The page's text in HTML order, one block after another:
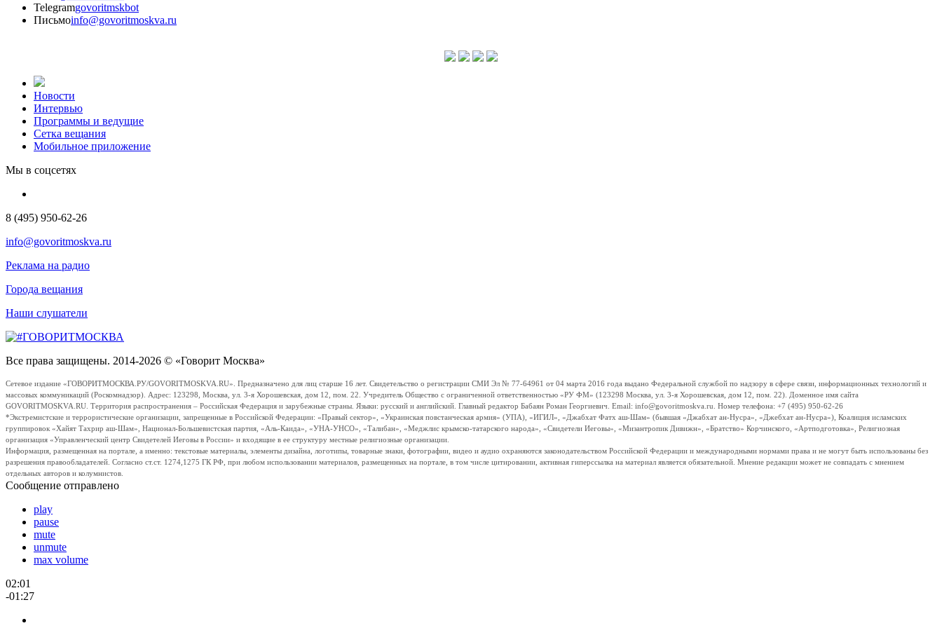
Telegramgovoritmskbot
Письмоinfo@govoritmoskva.ru
Новости
Интервью
Программы и ведущие
Сетка вещания
Мобильное приложение
Мы в соцсетях
8 (495) 950-62-26
info@govoritmoskva.ru
Реклама на радио
Города вещания
Наши слушатели
Все права защищены. 2014-2026 © «Говорит Москва»
Сетевое издание «ГОВОРИТМОСКВА.РУ/GOVORITMOSKVA.RU». Предназначено для лиц старше 16 лет. Свидетельство о регистрации СМИ Эл № 77-64961 от 04 марта 2016 года выдано Федеральной службой по надзору в сфере связи, информационных технологий и
массовых коммуникаций (Роскомнадзор). Адрес: 123298, Москва, ул. 3-я Хорошевская, дом 12, пом. 22. Учредитель Общество с ограниченной ответственностью «РУ ФМ» (123298 Москва, ул. 3-я Хорошевская, дом 12, пом. 22). Доменное имя сайта
GOVORITMOSKVA.RU. Территория распространения – Российская Федерация и зарубежные страны. Языки: русский и английский. Главный редактор Бабаян Роман Георгиевич. Email: info@govoritmoskva.ru. Номер телефона: +7 (495) 950-62-26
*Экстремистские и террористические организации, запрещенные в Российской Федерации: «Правый сектор», «Украинская повстанческая армия» (УПА), «ИГИЛ», «Джабхат Фатх аш-Шам» (бывшая «Джабхат ан-Нусра», «Джебхат ан-Нусра»), Коалиция исламских
группировок «Хайят Тахрир аш-Шам», Национал-Большевистская партия, «Аль-Каида», «УНА-УНСО», «Талибан», «Меджлис крымско-татарского народа», «Свидетели Иеговы», «Мизантропик Дивижн», «Братство» Корчинского, «Артподготовка», Религиозная
организация «Управленческий центр Свидетелей Иеговы в России» и входящие в ее структуру местные религиозные организации.
Информация, размещенная на портале, а именно: текстовые материалы, элементы дизайна, логотипы, товарные знаки, фотографии, видео и аудио охраняются законодательством Российской Федерации и международными нормами права и не могут быть использованы без
разрешения правообладателей. Согласно ст.ст. 1274,1275 ГК РФ, при любом использовании материалов, размещенных на портале, в том числе цитировании, активная гиперссылка на материал является обязательной. Мнение редакции может не совпадать с мнением
отдельных авторов и колумнистов.
Сообщение отправлено
play
pause
mute
unmute
max volume
02:01
-01:27